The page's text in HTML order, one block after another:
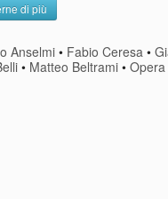
di più
Anselmi • Fabio Ceresa •
• Matteo Beltrami •